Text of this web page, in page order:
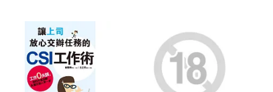
王正芬(1)
瑪莉的料理世界(1)
配送方式 (可複選)
可超商取貨(7) 可海外宅配(7)